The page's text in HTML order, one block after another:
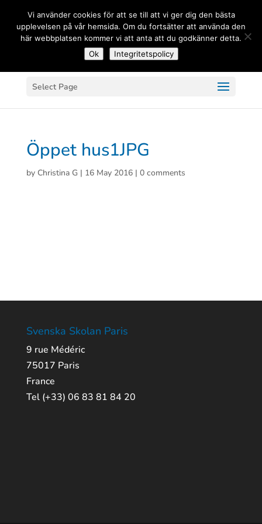
Select Page
Öppet hus1JPG
by Christina G | 16 May 2016| 0 comments
Svenska Skolan Paris
9 rue Médéric
75017 Paris
France
Tel (+33) 06 83 81 84 20
Vi använder cookies för att se till att vi ger dig den bästa
upplevelsen på vår hemsida. Om du fortsätter att använda den
här webbplatsen kommer vi att anta att du godkänner detta.
Ok
Integritetspolicy